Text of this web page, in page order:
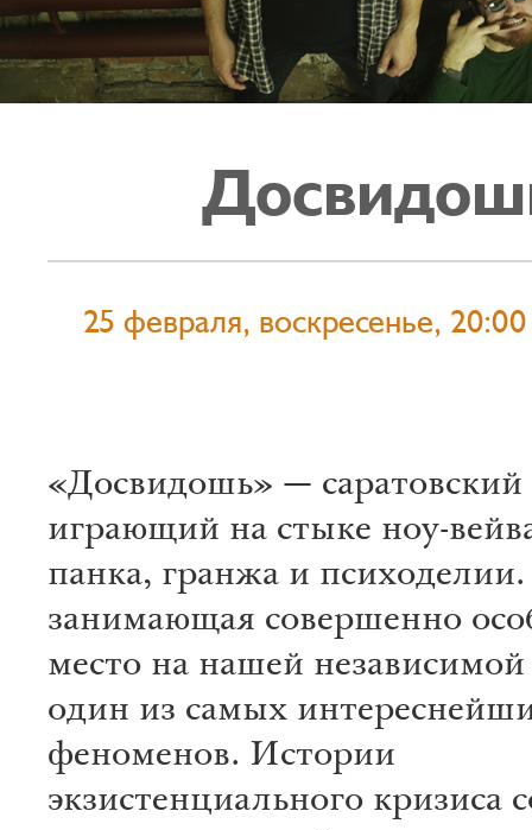
25 февраля, воскресенье, 20:00
«Досвидошь» — саратовский
играющий на стыке ноу-
панка, гранжа и
занимающая совершенно
место на нашей независимой
один из самых
феноменов. Истории
экзистенциального кризиса